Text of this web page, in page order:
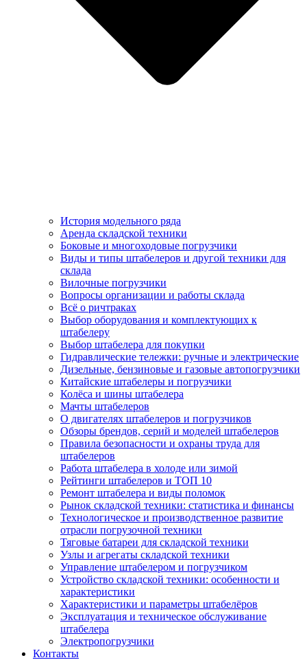
История модельного ряда
Аренда складской техники
Боковые и многоходовые погрузчики
Виды и типы штабелеров и другой техники для
склада
Вилочные погрузчики
Вопросы организации и работы склада
Всё о ричтраках
Выбор оборудования и комплектующих к
штабелеру
Выбор штабелера для покупки
Гидравлические тележки: ручные и электрические
Дизельные, бензиновые и газовые автопогрузчики
Китайские штабелеры и погрузчики
Колёса и шины штабелера
Мачты штабелеров
О двигателях штабелеров и погрузчиков
Обзоры брендов, серий и моделей штабелеров
Правила безопасности и охраны труда для
штабелеров
Работа штабелера в холоде или зимой
Рейтинги штабелеров и ТОП 10
Ремонт штабелера и виды поломок
Рынок складской техники: статистика и финансы
Технологическое и производственное развитие
отрасли погрузочной техники
Тяговые батареи для складской техники
Узлы и агрегаты складской техники
Управление штабелером и погрузчиком
Устройство складской техники: особенности и
характеристики
Характеристики и параметры штабелёров
Эксплуатация и техническое обслуживание
штабелера
Электропогрузчики
Контакты